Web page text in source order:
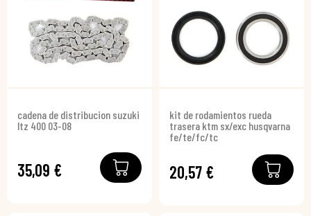
cadena de distribucion suzuki
ltz 400 03-08
35,09 €
kit de rodamientos rueda
trasera ktm sx/exc husqvarna
fe/te/fc/tc
20,57 €